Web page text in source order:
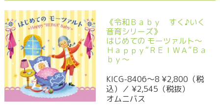
《令和Ｂａｂｙ すく♪いく
音育シリーズ》
はじめての モーツァルト～
Ｈａｐｐｙ“ＲＥＩＷＡ”Ｂａ
ｂｙ～
KICG-8406～8 ¥2,800（税
込）／ ¥2,545（税抜）
オムニバス